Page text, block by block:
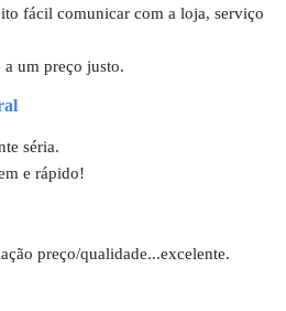
fácil comunicar com a loja, serviço
a um preço justo.
séria.
e rápido!
preço/qualidade...excelente.